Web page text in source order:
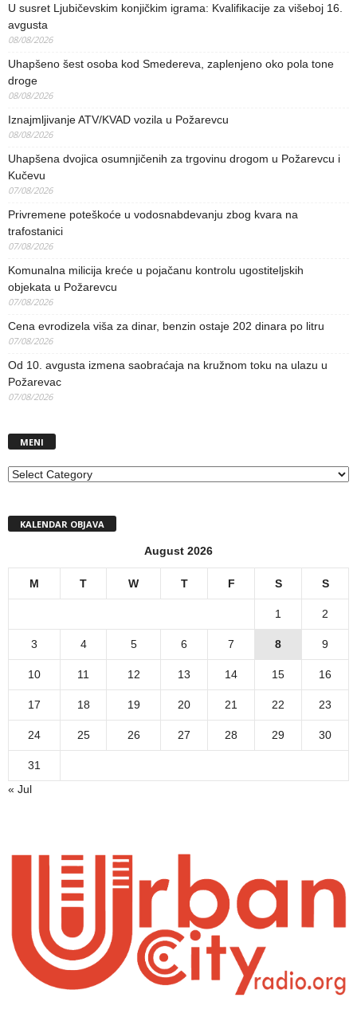
U susret Ljubičevskim konjičkim igrama: Kvalifikacije za višeboj 16.
avgusta
08/08/2026
Uhapšeno šest osoba kod Smedereva, zaplenjeno oko pola tone
droge
08/08/2026
Iznajmljivanje ATV/KVAD vozila u Požarevcu
08/08/2026
Uhapšena dvojica osumnjičenih za trgovinu drogom u Požarevcu i
Kučevu
07/08/2026
Privremene poteškoće u vodosnabdevanju zbog kvara na
trafostanici
07/08/2026
Komunalna milicija kreće u pojačanu kontrolu ugostiteljskih
objekata u Požarevcu
07/08/2026
Cena evrodizela viša za dinar, benzin ostaje 202 dinara po litru
07/08/2026
Od 10. avgusta izmena saobraćaja na kružnom toku na ulazu u
Požarevac
07/08/2026
MENI
MENI
KALENDAR OBJAVA
August 2026
M T W T F S S
1 2
3 4 5 6 7 8 9
10 11 12 13 14 15 16
17 18 19 20 21 22 23
24 25 26 27 28 29 30
31
« Jul